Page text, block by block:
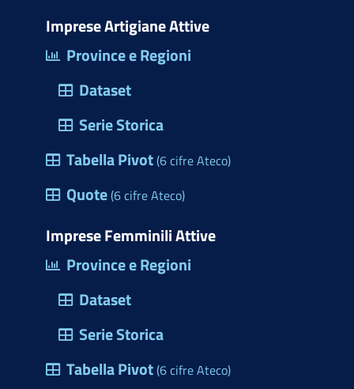
t
t
r
)
d
o
a
r
e
n
a
n
e
o
o
mImprese Artigiane Attive
Province e Regioni
Dataset
Serie Storica
Tabella Pivot(6 cifre Ateco)
Quote(6 cifre Ateco)
Imprese Femminili Attive
Province e Regioni
Dataset
Serie Storica
Tabella Pivot(6 cifre Ateco)